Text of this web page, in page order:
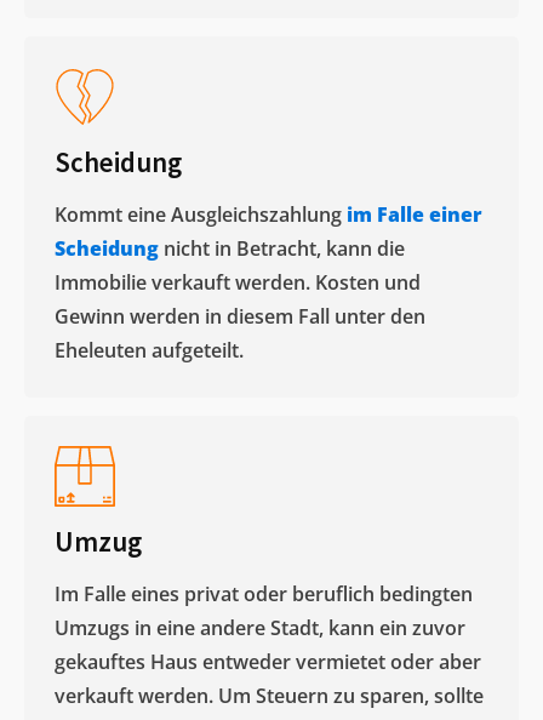
Scheidung
Kommt eine Ausgleichszahlung im Falle einer
Scheidung nicht in Betracht, kann die
Immobilie verkauft werden. Kosten und
Gewinn werden in diesem Fall unter den
Eheleuten aufgeteilt.​
Umzug
Im Falle eines privat oder beruflich bedingten
Umzugs in eine andere Stadt, kann ein zuvor
gekauftes Haus entweder vermietet oder aber
verkauft werden. Um Steuern zu sparen, sollte